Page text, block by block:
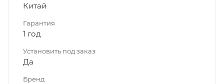
Китай
Гарантия
1 год
Установить под заказ
Да
Бренд